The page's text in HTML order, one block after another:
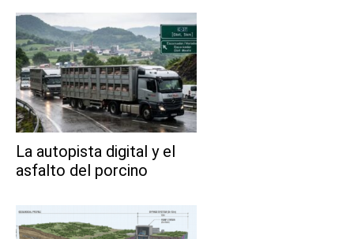
La autopista digital y el
asfalto del porcino